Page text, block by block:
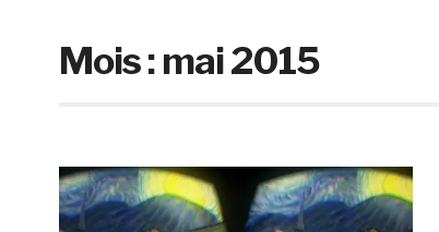
Mois :mai 2015